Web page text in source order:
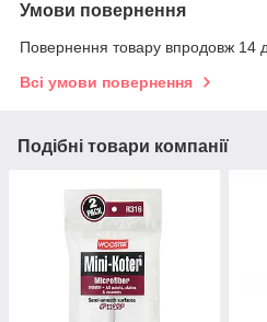
Умови повернення
Повернення товару впродовж 14
Всі умови повернення
Подібні товари компанії